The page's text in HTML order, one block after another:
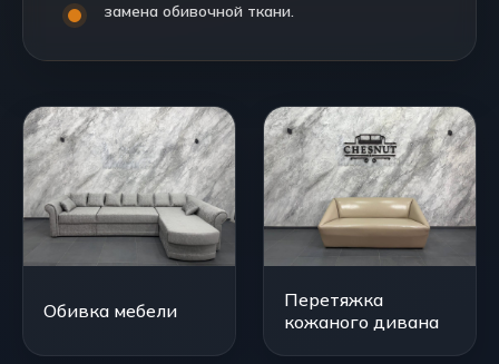
замена обивочной ткани.
Обивка мебели
Перетяжка
кожаного дивана